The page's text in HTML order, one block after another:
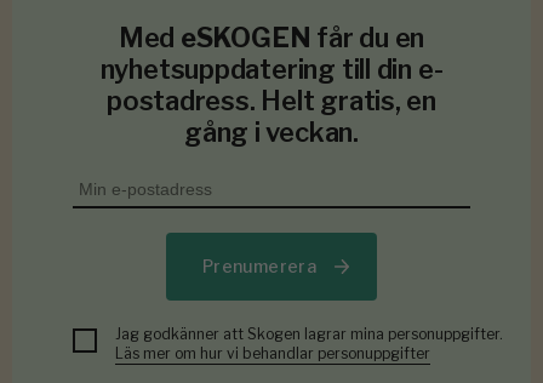
Med eSKOGEN får du en
nyhetsuppdatering till din e-
postadress. Helt gratis, en
gång i veckan.
Prenumerera
Jag godkänner att Skogen lagrar mina personuppgifter.
Läs mer om hur vi behandlar personuppgifter